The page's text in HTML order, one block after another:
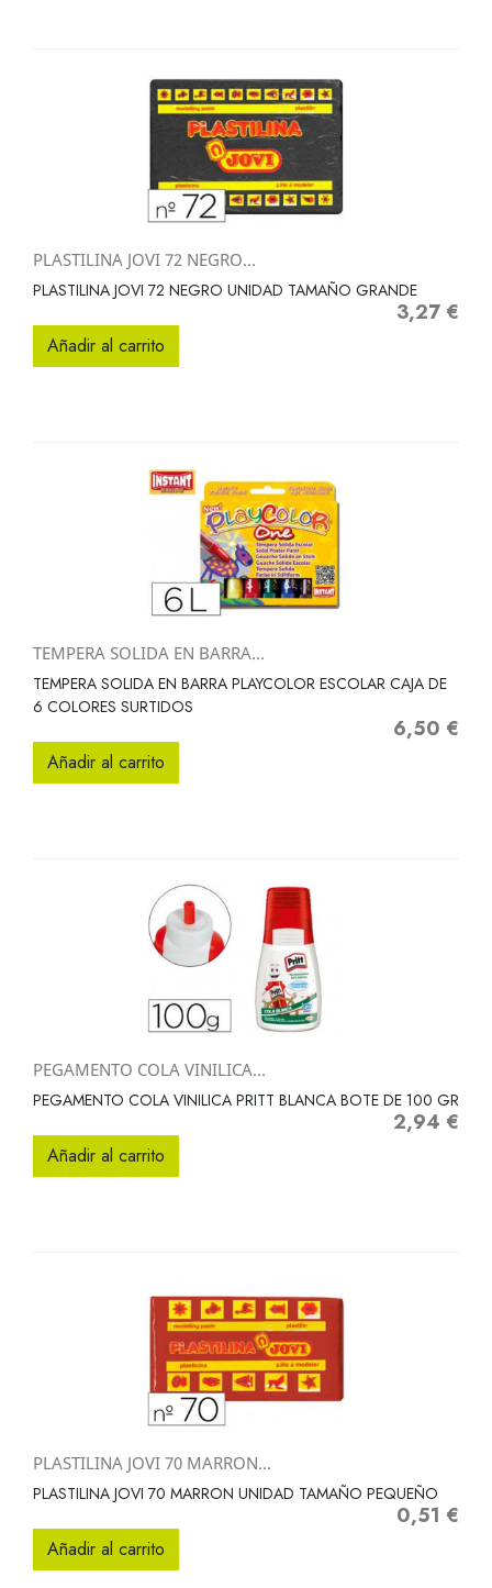
PLASTILINA JOVI 72 NEGRO...
PLASTILINA JOVI 72 NEGRO UNIDAD TAMAÑO GRANDE
Precio
3,27 €
Añadir al carrito
TEMPERA SOLIDA EN BARRA...
TEMPERA SOLIDA EN BARRA PLAYCOLOR ESCOLAR CAJA DE
6 COLORES SURTIDOS
Precio
6,50 €
Añadir al carrito
PEGAMENTO COLA VINILICA...
PEGAMENTO COLA VINILICA PRITT BLANCA BOTE DE 100 GR
Precio
2,94 €
Añadir al carrito
PLASTILINA JOVI 70 MARRON...
PLASTILINA JOVI 70 MARRON UNIDAD TAMAÑO PEQUEÑO
Precio
0,51 €
Añadir al carrito